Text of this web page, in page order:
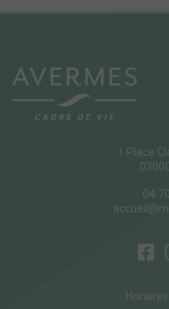
1 Place
04